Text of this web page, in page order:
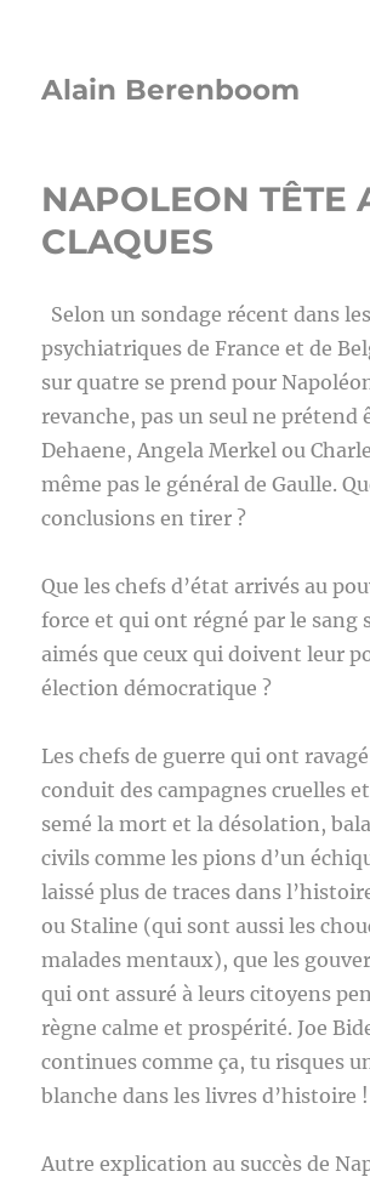
Alain Berenboom
NAPOLEON TÊTE
CLAQUES
Selon un sondage récent dans
psychiatriques de France et de
sur quatre se prend pour
revanche, pas un seul ne prétend
Dehaene, Angela Merkel ou
même pas le général de Gaulle.
conclusions en tirer ?
Que les chefs d’état arrivés au
force et qui ont régné par le sang
aimés que ceux qui doivent leur
élection démocratique ?
Les chefs de guerre qui ont
conduit des campagnes cruelles
semé la mort et la désolation,
civils comme les pions d’un
laissé plus de traces dans
ou Staline (qui sont aussi les
malades mentaux), que les
qui ont assuré à leurs citoyens
règne calme et prospérité. Joe
continues comme ça, tu risques
blanche dans les livres d’histoire !
Autre explication au succès de